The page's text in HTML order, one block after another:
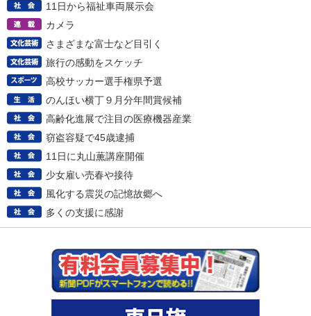
11日から福祉車両展示会
カメラ
さまざまな富士など目引く
旅行の感動をスケッチ
高校サッカー選手権県予選
のんほい横丁９月分年間賞候補
高齢化進展で注目の医療機器産業
窃盗容疑で45歳逮捕
11日に丸山薫講座開催
少女雇い売春や接待
風化する震災の記憶故郷へ
多くの支援に感謝